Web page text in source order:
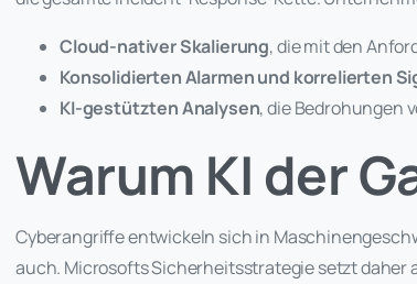
Cloud-nativer Skalierung, die mit den
Konsolidierten Alarmen und korrelierten
KI-gestützten Analysen, die Bedrohungen
Warum KI der
Cyberangriffe entwickeln sich in
auch. Microsofts Sicherheitsstrategie setzt daher